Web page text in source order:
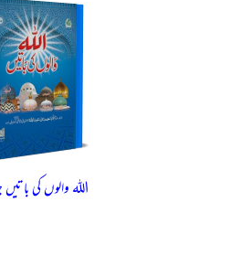
اللہ والوں کی باتیں